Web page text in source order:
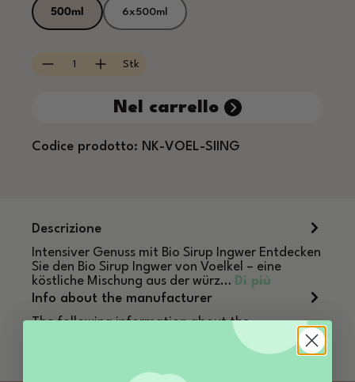
500ml 6x500ml
Quantità del prodotto: inserisci la
Stk
Nel carrello
Codice prodotto: NK-VOEL-SIING
Descrizione
Intensiver Genuss mit Bio Sirup Ingwer Entdecken
Sie den Bio Sirup Ingwer von Voelkel – eine
köstliche Mischung aus der würz… Di più
Info about the manufacturer
The following information about the
Di più